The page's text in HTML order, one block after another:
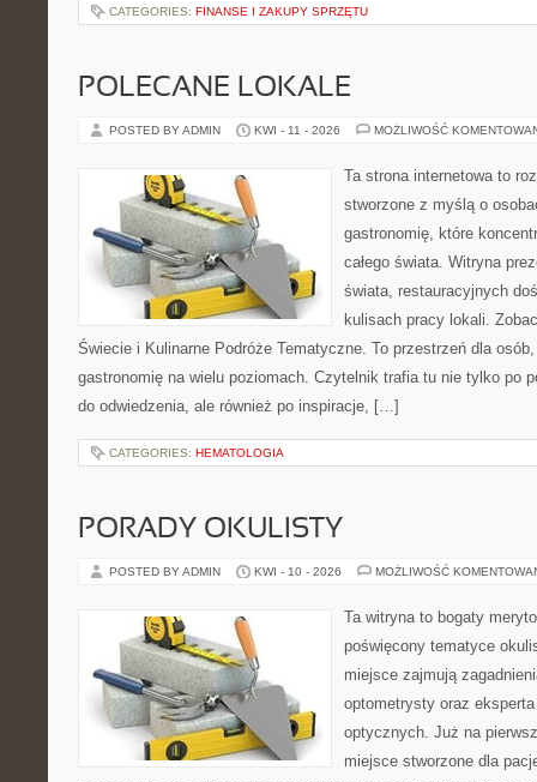
CATEGORIES: FINANSE I ZAKUPY SPRZĘTU
POLECANE LOKALE
POSTED BY ADMIN KWI - 11 - 2026 MOŻLIWOŚĆ
Ta strona internetowa to
stworzone z myślą o
gastronomię, które
całego świata. Witryna
świata, restauracyjnych
kulisach pracy lokali.
Świecie i Kulinarne Podróże Tematyczne. To przestrzeń dla
gastronomię na wielu poziomach. Czytelnik trafia tu nie tylko po
do odwiedzenia, ale również po inspiracje, […]
CATEGORIES: HEMATOLOGIA
PORADY OKULISTY
POSTED BY ADMIN KWI - 10 - 2026 MOŻLIWOŚĆ
Ta witryna to bogaty
poświęcony tematyce
miejsce zajmują
optometrysty oraz
optycznych. Już na
miejsce stworzone dla